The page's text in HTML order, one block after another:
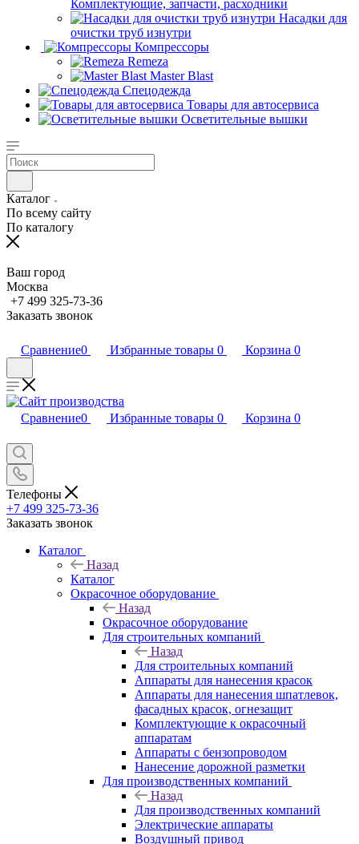
Комплектующие, запчасти, расходники
Насадки для
очистки труб изнутри
Компрессоры
Remeza
Master Blast
Спецодежда
Товары для автосервиса
Осветительные вышки
Каталог
По всему сайту
По каталогу
Ваш город
Москва
+7 499 325-73-36
Заказать звонок
Сравнение0 Избранные товары 0 Корзина 0
Сравнение0 Избранные товары 0 Корзина 0
Телефоны
+7 499 325-73-36
Заказать звонок
Каталог
Назад
Каталог
Окрасочное оборудование
Назад
Окрасочное оборудование
Для строительных компаний
Назад
Для строительных компаний
Аппараты для нанесения красок
Аппараты для нанесения шпатлевок,
фасадных красок, огнезащит
Комплектующие к окрасочный
аппаратам
Аппараты с бензопроводом
Нанесение дорожной разметки
Для производственных компаний
Назад
Для производственных компаний
Электрические аппараты
Воздушный привод